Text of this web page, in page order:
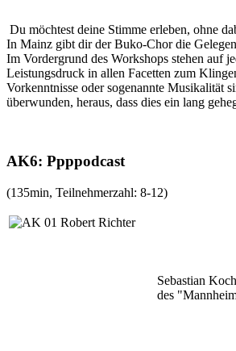
Du möchtest deine Stimme erleben, ohne
In Mainz gibt dir der Buko-Chor die
Im Vordergrund des Workshops stehen auf
Leistungsdruck in allen Facetten zum
Vorkenntnisse oder sogenannte Musikalität
überwunden, heraus, dass dies ein lang
AK6: Ppppodcast
(135min, Teilnehmerzahl: 8-12)
Sebastian
des